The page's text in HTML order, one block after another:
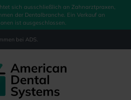
sich ausschließlich an Zahnarztpraxen,
der Dentalbranche. Ein Verkauf an
ist ausgeschlossen.
bei ADS.